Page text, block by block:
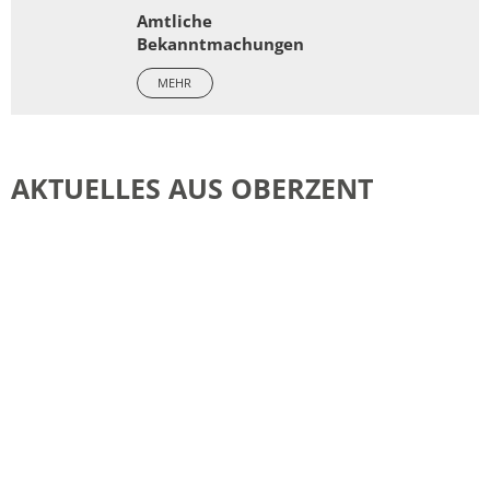
Amtliche
Bekanntmachungen
MEHR
AKTUELLES AUS OBERZENT